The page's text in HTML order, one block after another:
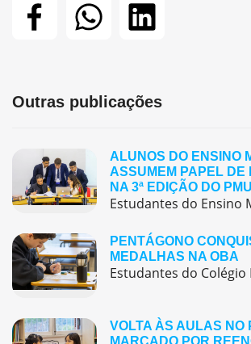
Outras publicações
ALUNOS DO ENSINO
ASSUMEM PAPEL DE
NA 3ª EDIÇÃO DO
PENTÁGONO
MEDALHAS NA OBA
VOLTA ÀS AULAS NO
MARCADO POR